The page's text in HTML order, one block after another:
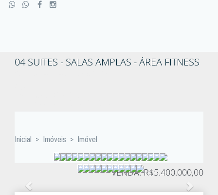
04 SUITES - SALAS AMPLAS - ÁREA FITNESS
Inicial > Imóveis > Imóvel
VENDA: R$5.400.000,00
Anterior